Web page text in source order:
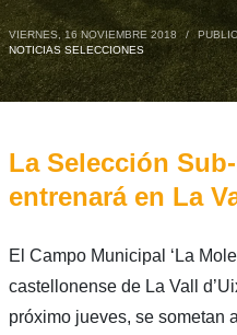
VIERNES, 16 NOVIEMBRE 2018 /
NOTICIAS SELECCIONES
La Selección
entrenará en La
El Campo Municipal ‘La
castellonense de La Vall
próximo jueves, se sometan